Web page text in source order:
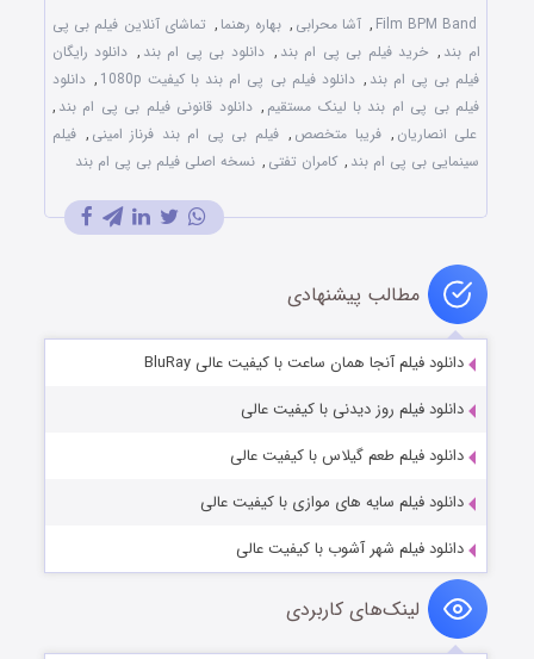
Film BPM Band
, آشا محرابی , بهاره رهنما , تماشای آنلاین فیلم بی پی
ام بند , خرید فیلم بی پی ام بند , دانلود بی پی ام بند , دانلود رایگان
فیلم بی پی ام بند , دانلود فیلم بی پی ام بند با کیفیت 1080p , دانلود
فیلم بی پی ام بند با لینک مستقیم , دانلود قانونی فیلم بی پی ام بند ,
علی انصاریان , فریبا متخصص , فیلم بی پی ام بند فرناز امینی , فیلم
سینمایی بی پی ام بند , کامران تفتی , نسخه اصلی فیلم بی پی ام بند
مطالب پیشنهادی
دانلود فیلم آنجا همان ساعت با کیفیت عالی BluRay
دانلود فیلم روز دیدنی با کیفیت عالی
دانلود فیلم طعم گیلاس با کیفیت عالی
دانلود فیلم سایه های موازی با کیفیت عالی
دانلود فیلم شهر آشوب با کیفیت عالی
لینک‌های کاربردی